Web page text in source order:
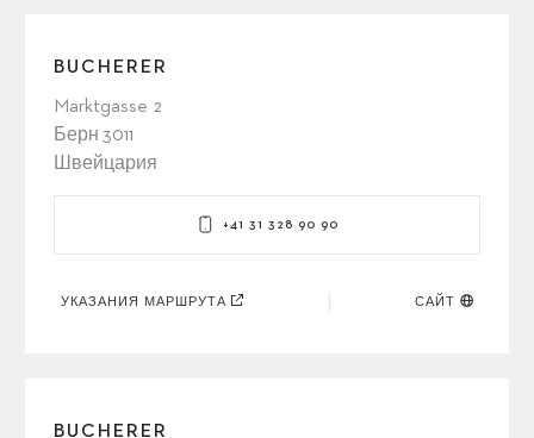
BUCHERER
Marktgasse 2
Берн 3011
Швейцария
+41 31 328 90 90
УКАЗАНИЯ МАРШРУТА САЙТ
BUCHERER